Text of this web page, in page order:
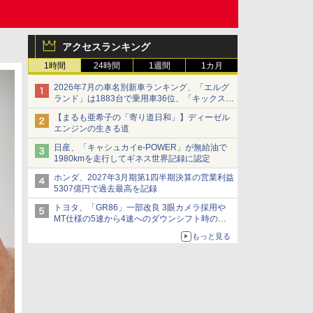
アクセスランキング
1時間 24時間 1週間 1カ月
2026年7月の車名別新車ランキング、「エルグ
ランド」は1883台で乗用車36位、「キックス」
は2591台で27位に
【まるも亜希子の「寄り道日和」】ディーゼル
エンジンの生きる道
日産、「キャシュカイe-POWER」が無給油で
1980kmを走行してギネス世界記録に認定
ホンダ、2027年3月期第1四半期決算の営業利益
5307億円で過去最高を記録
トヨタ、「GR86」一部改良 3眼カメラ採用や
MT仕様の5速から4速へのダウンシフト時の操
もっと見る